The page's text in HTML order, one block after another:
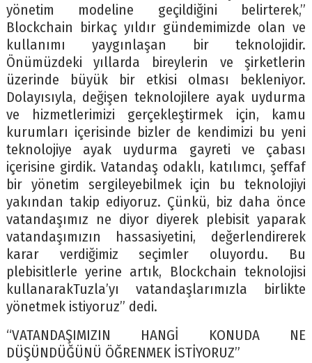
yönetim modeline geçildiğini belirterek,”
Blockchain birkaç yıldır gündemimizde olan ve
kullanımı yaygınlaşan bir teknolojidir.
Önümüzdeki yıllarda bireylerin ve şirketlerin
üzerinde büyük bir etkisi olması bekleniyor.
Dolayısıyla, değişen teknolojilere ayak uydurma
ve hizmetlerimizi gerçekleştirmek için, kamu
kurumları içerisinde bizler de kendimizi bu yeni
teknolojiye ayak uydurma gayreti ve çabası
içerisine girdik. Vatandaş odaklı, katılımcı, şeffaf
bir yönetim sergileyebilmek için bu teknolojiyi
yakından takip ediyoruz. Çünkü, biz daha önce
vatandaşımız ne diyor diyerek plebisit yaparak
vatandaşımızın hassasiyetini, değerlendirerek
karar verdiğimiz seçimler oluyordu. Bu
plebisitlerle yerine artık, Blockchain teknolojisi
kullanarakTuzla’yı vatandaşlarımızla birlikte
yönetmek istiyoruz” dedi.
“VATANDAŞIMIZIN HANGİ KONUDA NE
DÜŞÜNDÜĞÜNÜ ÖĞRENMEK İSTİYORUZ”